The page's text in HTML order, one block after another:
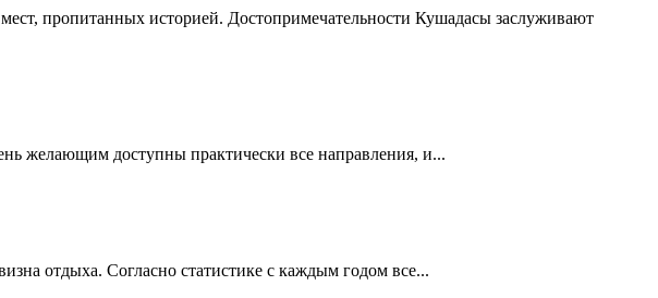
пропитанных историей. Достопримечательности Кушадасы заслуживают
желающим доступны практически все направления, и...
отдыха. Согласно статистике с каждым годом все...